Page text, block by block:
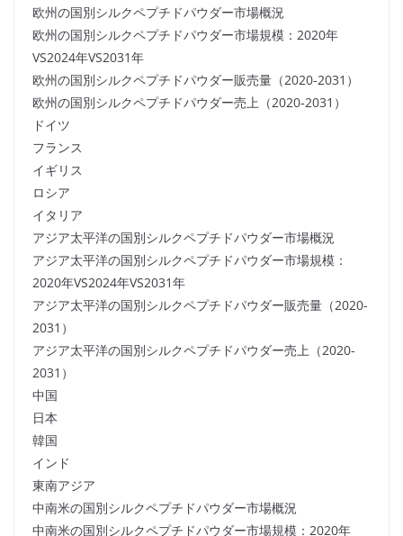
欧州の国別シルクペプチドパウダー市場概況
欧州の国別シルクペプチドパウダー市場規模：2020年
VS2024年VS2031年
欧州の国別シルクペプチドパウダー販売量（2020-2031）
欧州の国別シルクペプチドパウダー売上（2020-2031）
ドイツ
フランス
イギリス
ロシア
イタリア
アジア太平洋の国別シルクペプチドパウダー市場概況
アジア太平洋の国別シルクペプチドパウダー市場規模：
2020年VS2024年VS2031年
アジア太平洋の国別シルクペプチドパウダー販売量（2020-
2031）
アジア太平洋の国別シルクペプチドパウダー売上（2020-
2031）
中国
日本
韓国
インド
東南アジア
中南米の国別シルクペプチドパウダー市場概況
中南米の国別シルクペプチドパウダー市場規模：2020年